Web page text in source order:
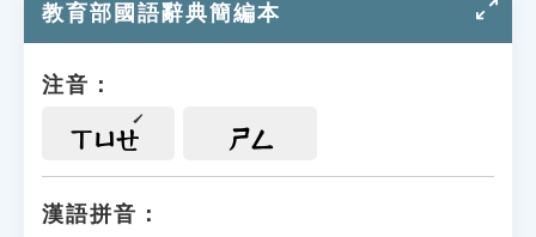
單字索引
遊戲專區
教育部國語辭典簡編本
注音：
ㄒㄩㄝ ㄕㄥ
漢語拼音：